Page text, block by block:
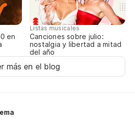
en
Listas musicales
Canciones sobre julio:
nostalgia y libertad a mitad
del año
más en el blog